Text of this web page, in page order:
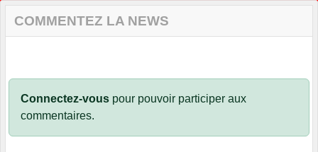
COMMENTEZ LA NEWS
Connectez-vous pour pouvoir participer aux
commentaires.